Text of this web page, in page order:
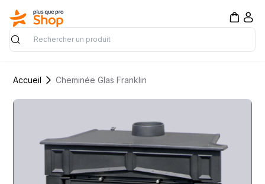
Rechercher
Accueil Cheminée Glas Franklin